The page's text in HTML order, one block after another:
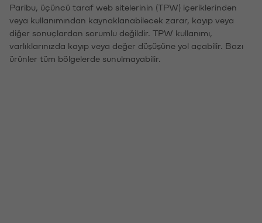
Paribu, üçüncü taraf web sitelerinin (TPW) içeriklerinden
veya kullanımından kaynaklanabilecek zarar, kayıp veya
diğer sonuçlardan sorumlu değildir. TPW kullanımı,
varlıklarınızda kayıp veya değer düşüşüne yol açabilir. Bazı
ürünler tüm bölgelerde sunulmayabilir.